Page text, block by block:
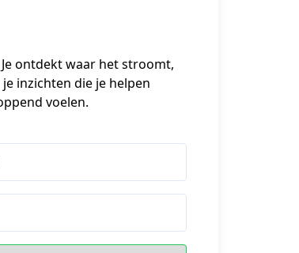
ontdekt waar het stroomt,
inzichten die je helpen
voelen.